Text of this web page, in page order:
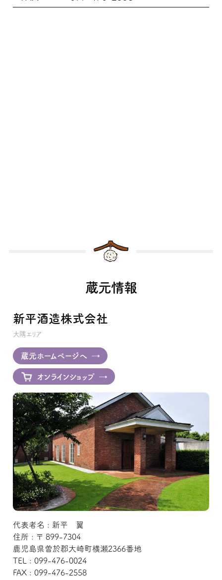
蔵元情報
新平酒造株式会社
大隅エリア
蔵元ホームページへ
オンラインショップ
代表者名 : 新平 翼
住所 : 〒 899-7304
鹿児島県曽於郡大崎町横瀬2366番地
TEL : 099-476-0024
FAX : 099-476-2558